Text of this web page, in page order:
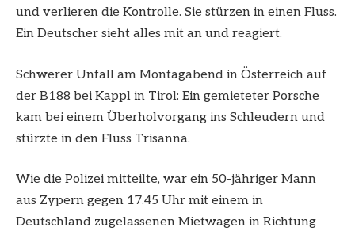
und verlieren die Kontrolle. Sie stürzen in einen Fluss.
Ein Deutscher sieht alles mit an und reagiert.
Schwerer Unfall am Montagabend in Österreich auf
der B188 bei Kappl in Tirol: Ein gemieteter Porsche
kam bei einem Überholvorgang ins Schleudern und
stürzte in den Fluss Trisanna.
Wie die Polizei mitteilte, war ein 50-jähriger Mann
aus Zypern gegen 17.45 Uhr mit einem in
Deutschland zugelassenen Mietwagen in Richtung